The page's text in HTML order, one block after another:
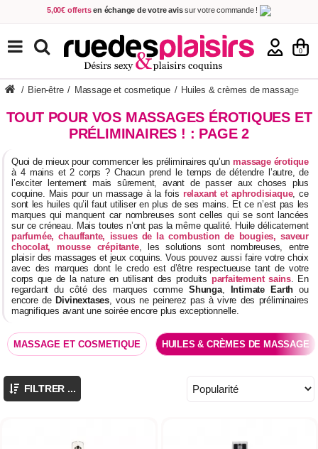
5,00€ offerts en échange de votre avissur votre commande !
Achetez aujourd'hui. Décidez quand payer !
Livraison en 48h
au prix de 2,90 € ! (Offerte dès 69,00€ d'achat)
0
TOUS NOS PRODUITS
/ Bien-être / Massage et cosmetique / Huiles & crèmes de massage
TOUT POUR VOS MASSAGES ÉROTIQUES ET
PRÉLIMINAIRES ! : PAGE 2
Quoi de mieux pour commencer les préliminaires qu’unmassage érotique
à 4 mains et 2 corps ? Chacun prend le temps de détendre l’autre, de
l’exciter lentement mais sûrement, avant de passer aux choses plus
coquine. Mais pour un massage à la fois relaxant et aphrodisiaque, ce
sont les huiles qu’il faut utiliser en plus de ses mains. Et ce n’est pas les
marques qui manquent car nombreuses sont celles qui se sont lancées
sur ce créneau. Mais toutes n’ont pas la même qualité. Huile délicatement
parfumée, chauffante, issues de la combustion de bougies, saveur
chocolat, mousse crépitante, les solutions sont nombreuses, entre
plaisir des massages et jeux coquins. Vous pouvez aussi faire votre choix
avec des marques dont le credo est d’être respectueuse tant de votre
corps que de la nature en utilisant des produits parfaitement sains. En
regardant du côté des marques comme Shunga, Intimate Earth ou
encore de Divinextases, vous ne peinerez pas à vivre des préliminaires
magnifiques avant une soirée encore plus exceptionnelle.
MASSAGE ET COSMETIQUE HUILES & CRÈMES DE MASSAGE
FILTRER ...